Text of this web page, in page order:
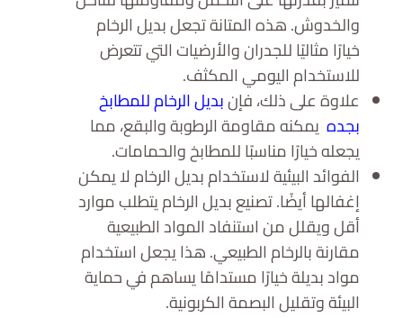
والخدوش. هذه المتانة تجعل بديل الرخام
خيارًا مثاليًا للجدران والأرضيات التي تتعرض
للاستخدام اليومي المكثف.
علاوة على ذلك، فإنبديل الرخام للمطابخ
بجده يمكنه مقاومة الرطوبة والبقع، مما
يجعله خيارًا مناسبًا للمطابخ والحمامات.
الفوائد البيئية لاستخدام بديل الرخام لا يمكن
إغفالها أيضًا. تصنيع بديل الرخام يتطلب موارد
أقل ويقلل من استنفاد المواد الطبيعية
مقارنة بالرخام الطبيعي. هذا يجعل استخدام
مواد بديلة خيارًا مستدامًا يساهم في حماية
البيئة وتقليل البصمة الكربونية.